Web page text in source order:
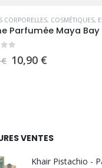
,NOUVEAUTÉS ,OUTLET,
,COSMÉTIQUES,
Le
10,90€ Le
VENTES